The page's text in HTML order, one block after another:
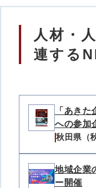
人材・
連する
「あき
への参加
秋田県（
地域企業
ー開催